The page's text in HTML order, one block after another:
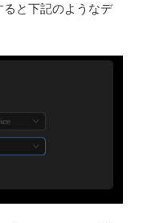
と下記のようなデ